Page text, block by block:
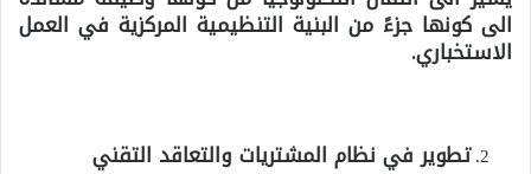
الى كونها جزءً من البنية التنظيمية المركزية في العمل
الاستخباري.
تطوير في نظام المشتريات والتعاقد التقني